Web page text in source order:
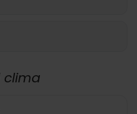
clima